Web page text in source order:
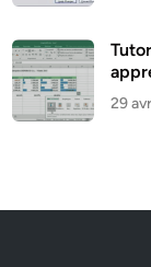
29